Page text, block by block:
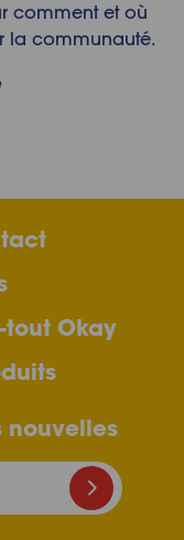
comment et où
la communauté.
tout Okay
nouvelles